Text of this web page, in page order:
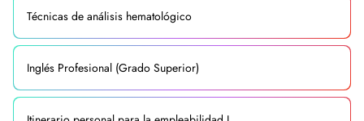
Técnicas de análisis hematológico
Inglés Profesional (Grado Superior)